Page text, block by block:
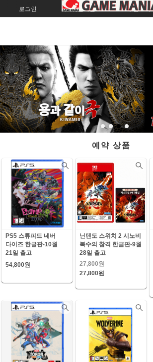
로그인 회원가입 주문조회
예약 상품
PS5 스튜피드 네버
다이즈 한글판-10월
21일 출고
54,800원
닌텐도 스위치 2 시노비
복수의 참격 한글판-9월
28일 출고
27,800원
27,800원